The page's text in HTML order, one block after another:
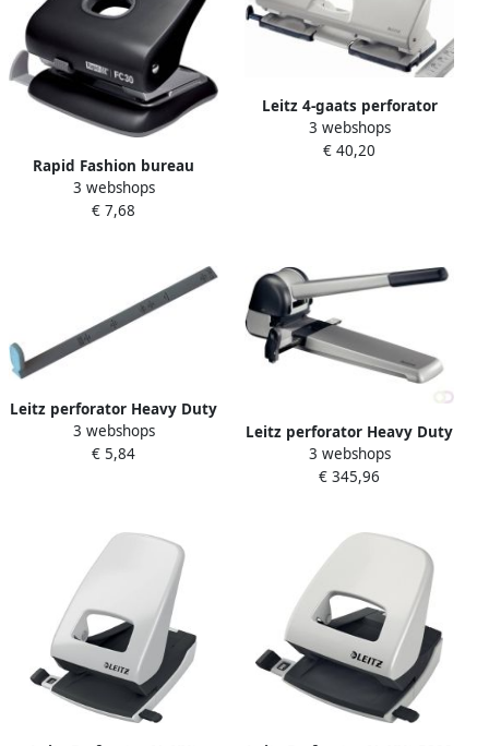
Rapid Fashion bureau
perforator FC30 2 gaats 30
vel zwart
3 webshops
€ 7,68
Leitz 4-gaats perforator
5022: perforeert 16 blad
3 webshops
€ 40,20
Leitz perforator Heavy Duty
5180 Aanleglat voor
perforator 5180
3 webshops
€ 5,84
Leitz perforator Heavy Duty
5182 perforator 5182
3 webshops
€ 345,96